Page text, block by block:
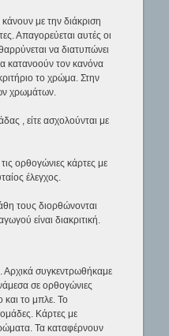
με την διάκριση
Απαγορεύεται αυτές οι
να διατυπώνει
κατανοούν τον κανόνα
το χρώμα. Στην
χρωμάτων.
, είτε ασχολούνται με
ορθογώνιες κάρτες με
έλεγχος.
τους διορθώνονται
είναι διακριτική.
Αρχικά συγκεντρωθήκαμε
σε ορθογώνιες
και το μπλε. Το
Κάρτες με
Τα καταφέρνουν